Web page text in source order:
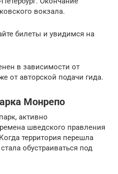
вокзала.
билеты и увидимся на
в зависимости от
от авторской подачи гида.
Монрепо
активно
шведского правления
территория перешла
обустраиваться под